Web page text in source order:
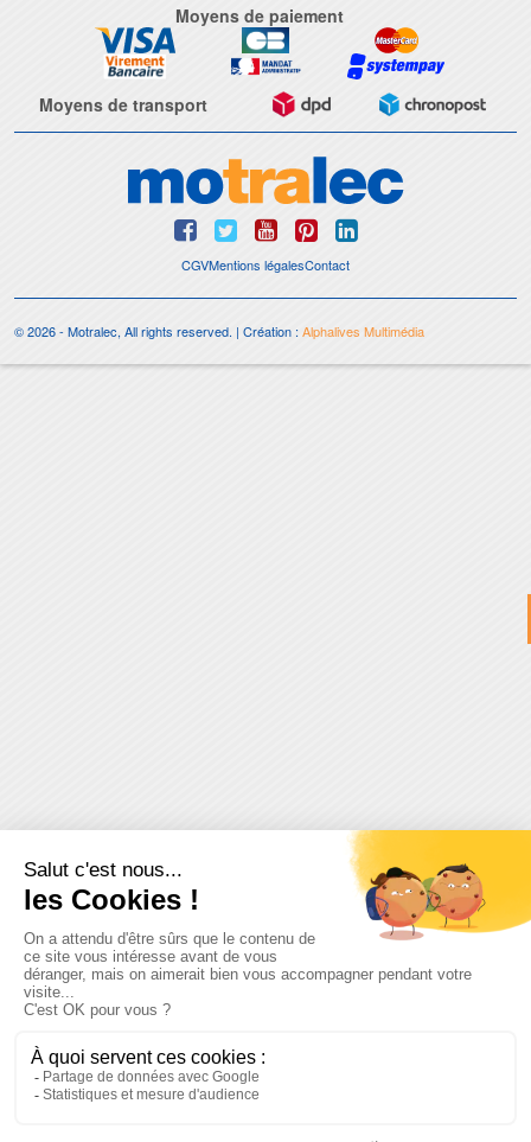
Moyens de paiement
Moyens de transport
CGVMentions légalesContact
© 2026 - Motralec, All rights reserved. | Création :Alphalives Multimédia